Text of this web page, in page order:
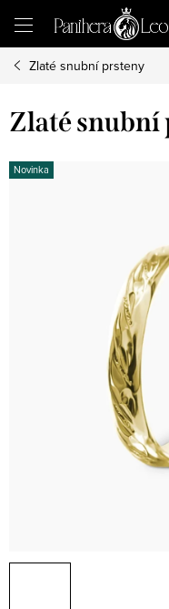
obsah
Zlaté snubní prsteny
Zlaté
Novinka